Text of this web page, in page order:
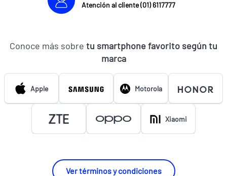
Atención al cliente (01) 6117777
Conoce más sobre tu smartphone favorito según tu
marca
Apple Motorola
Xiaomi
Ver términos y condiciones